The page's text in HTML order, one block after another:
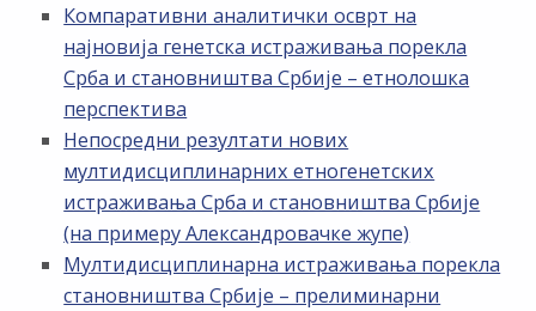
Компаративни аналитички осврт на
најновија генетска истраживања порекла
Срба и становништва Србије – етнолошка
перспектива
Непосредни резултати нових
мултидисциплинарних етногенетских
истраживања Срба и становништва Србије
(на примеру Александровачке жупе)
Мултидисциплинарна истраживања порекла
становништва Србије – прелиминарни